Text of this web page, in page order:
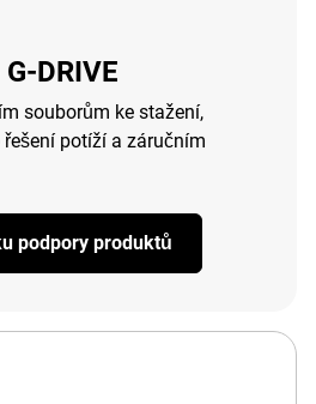
DRIVE
souborům ke stažení,
potíží a záručním
podpory produktů